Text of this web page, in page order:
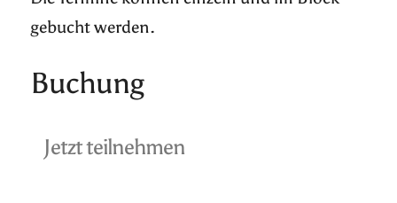
gebucht werden.
Buchung
Jetzt teilnehmen